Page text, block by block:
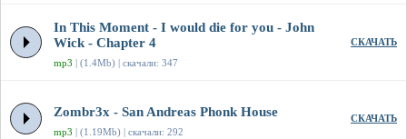
In This Moment - I would die for you - John
Wick - Chapter 4
mp3 | (1.4Mb) | скачали: 347
СКАЧАТЬ
Zombr3x - San Andreas Phonk House
mp3 | (1.19Mb) | скачали: 292
СКАЧАТЬ